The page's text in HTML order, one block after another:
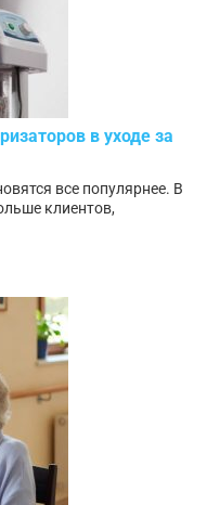
в уходе за
все популярнее. В
клиентов,